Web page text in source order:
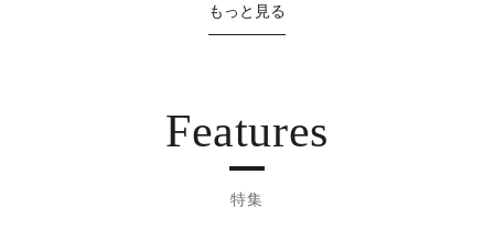
もっと見る
Features
特集